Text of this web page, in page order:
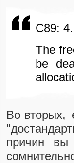
C89:
The
be
Во-вторых,
причин